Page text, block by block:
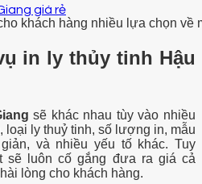
khách hàng nhiều lựa chọn về
in ly thủy tinh Hậu
sẽ khác nhau tùy vào nhiều
loại ly thuỷ tinh, số lượng in, mẫu
và nhiều yếu tố khác. Tuy
sẽ luôn cố gắng đưa ra giá cả
lòng cho khách hàng.